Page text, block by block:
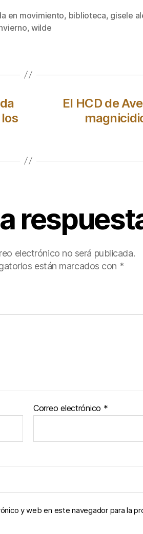
en movimiento, biblioteca, gisele
,wilde
El HCD de
electrónico no será publicada.
están marcados con *
Correo electrónico *
y web en este navegador para la